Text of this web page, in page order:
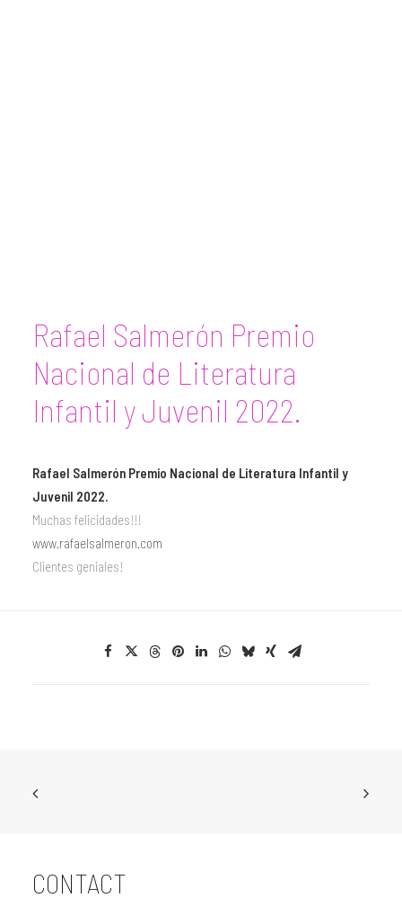
Rafael Salmerón Premio
Nacional de Literatura
Infantil y Juvenil 2022.
Rafael Salmerón Premio Nacional de Literatura Infantil y
Juvenil 2022.
Muchas felicidades!!!
www.rafaelsalmeron.com
Clientes geniales!
CONTACT